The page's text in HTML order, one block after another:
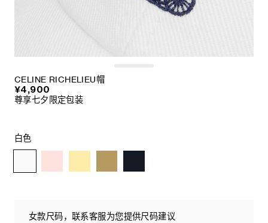
CELINE RICHELIEU帽
¥4,900
尊享七夕限定包装
白色
女款尺码，联系客服为您提供尺码建议